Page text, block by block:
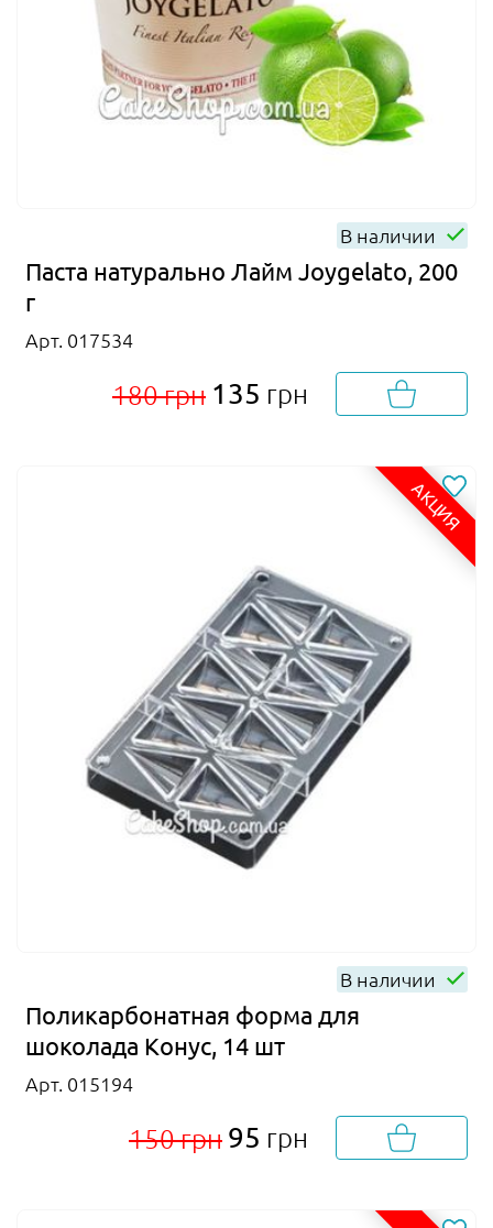
В наличии
Паста натурально Лайм Joygelato, 200
г
Арт. 017534
180 грн 135 грн
АКЦИЯ
В наличии
Поликарбонатная форма для
шоколада Конус, 14 шт
Арт. 015194
150 грн 95 грн